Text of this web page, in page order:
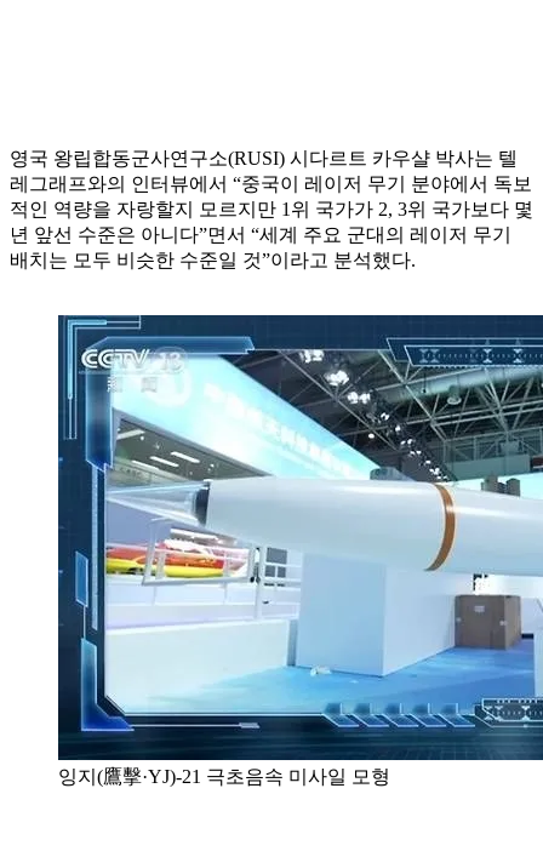
영국 왕립합동군사연구소(RUSI) 시다르트 카우샬 박사는 텔
레그래프와의 인터뷰에서 “중국이 레이저 무기 분야에서 독보
적인 역량을 자랑할지 모르지만 1위 국가가 2, 3위 국가보다 몇
년 앞선 수준은 아니다”면서 “세계 주요 군대의 레이저 무기
배치는 모두 비슷한 수준일 것”이라고 분석했다.
잉지(鷹擊·YJ)-21 극초음속 미사일 모형